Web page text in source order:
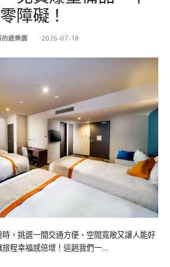
障礙！
遊樂園 2026-07-18
，挑選一間交通方便、空間寬敞又讓人能好
程幸福感倍增！這趟我們一…